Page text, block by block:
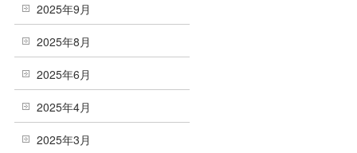
2025年9月
2025年8月
2025年6月
2025年4月
2025年3月